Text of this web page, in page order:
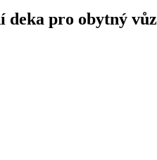
deka pro obytný vůz